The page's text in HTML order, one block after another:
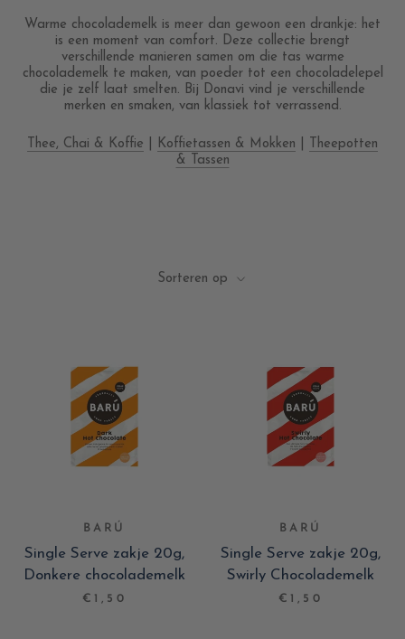
Warme chocolademelk is meer dan gewoon een drankje: het
is een moment van comfort. Deze collectie brengt
verschillende manieren samen om die tas warme
chocolademelk te maken, van poeder tot een chocoladelepel
die je zelf laat smelten. Bij Donavi vind je verschillende
merken en smaken, van klassiek tot verrassend.
Thee, Chai & Koffie Koffietassen & Mokken
Theepotten
& Tassen
Sorteren op
BARÚ
Single Serve zakje 20g,
Donkere chocolademelk
€1,50
BARÚ
Single Serve zakje 20g,
Swirly Chocolademelk
€1,50